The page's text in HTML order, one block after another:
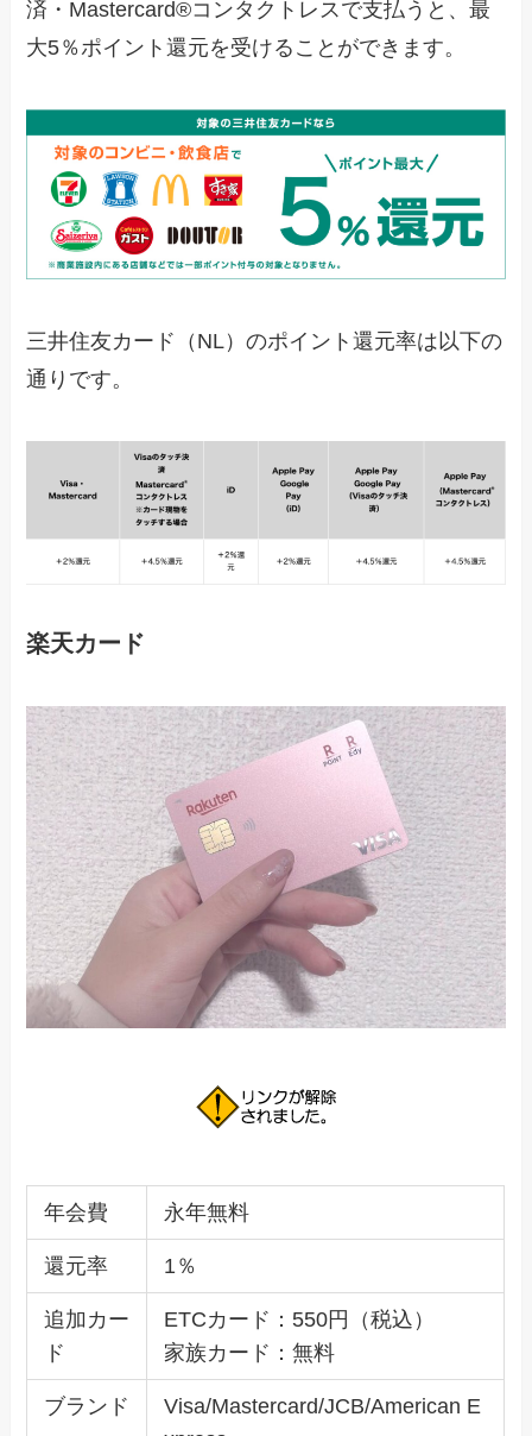
済・Mastercard®コンタクトレスで支払うと、最
大5％ポイント還元を受けることができます。
三井住友カード（NL）のポイント還元率は以下の
通りです。
楽天カード
年会費 永年無料
還元率 1％
追加カー
ド
ETCカード：550円（税込）
家族カード：無料
ブランド
Visa/Mastercard/JCB/American E